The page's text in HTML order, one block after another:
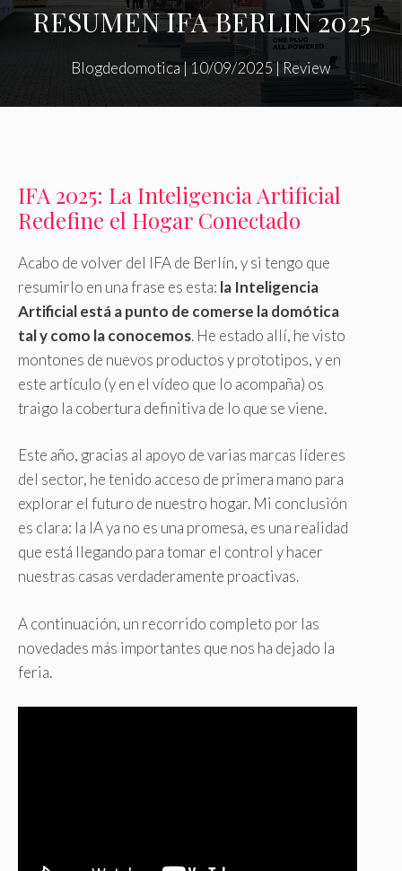
RESUMEN IFA BERLIN 2025
Blogdedomotica |10/09/2025|Review
IFA 2025: La Inteligencia Artificial
Redefine el Hogar Conectado
Acabo de volver del IFA de Berlín, y si tengo que
resumirlo en una frase es esta: la Inteligencia
Artificial está a punto de comerse la domótica
tal y como la conocemos. He estado allí, he visto
montones de nuevos productos y prototipos, y en
este artículo (y en el vídeo que lo acompaña) os
traigo la cobertura definitiva de lo que se viene.
Este año, gracias al apoyo de varias marcas líderes
del sector, he tenido acceso de primera mano para
explorar el futuro de nuestro hogar. Mi conclusión
es clara: la IA ya no es una promesa, es una realidad
que está llegando para tomar el control y hacer
nuestras casas verdaderamente proactivas.
A continuación, un recorrido completo por las
novedades más importantes que nos ha dejado la
feria.